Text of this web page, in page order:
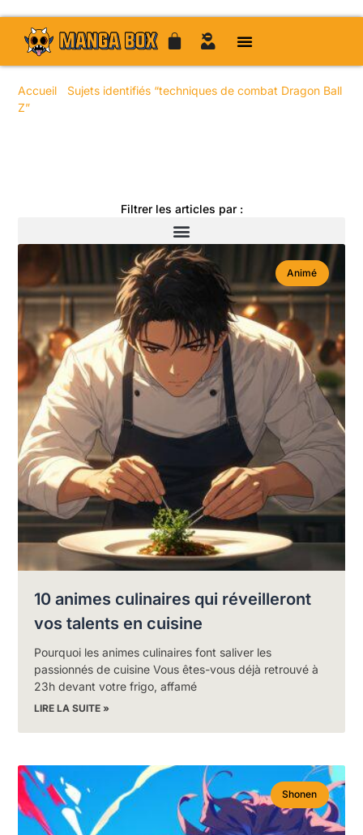
Accueil
Sujets identifiés “techniques de combat Dragon Ball
Z”
Filtrer les articles par :
Animé
10 animes culinaires qui réveilleront
vos talents en cuisine
Pourquoi les animes culinaires font saliver les
passionnés de cuisine Vous êtes-vous déjà retrouvé à
23h devant votre frigo, affamé
LIRE LA SUITE »
Shonen